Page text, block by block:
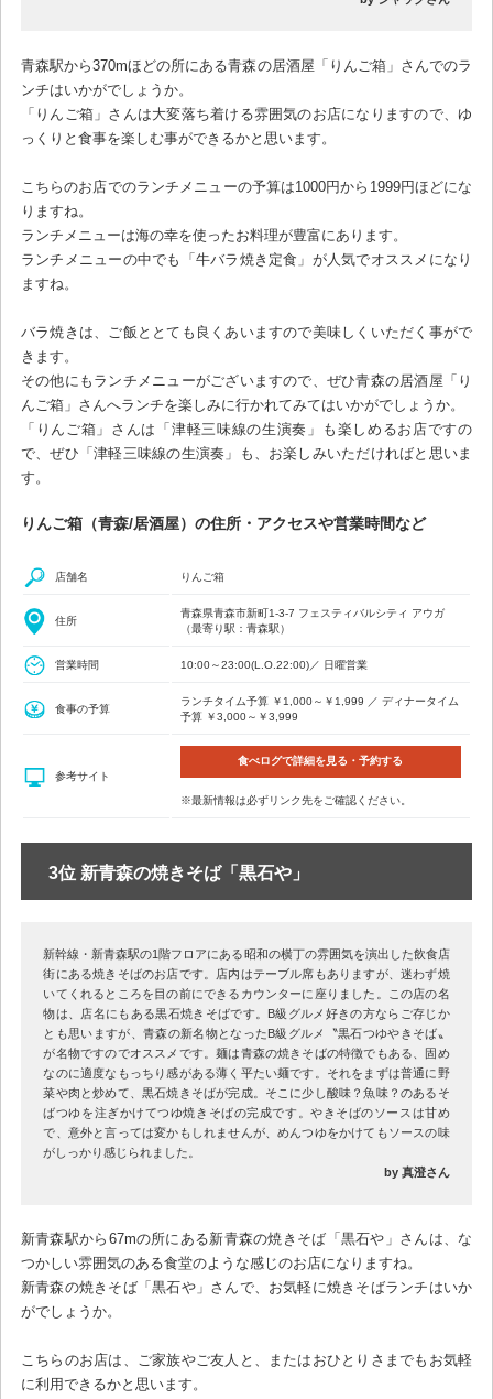
青森駅から370mほどの所にある青森の居酒屋「りんご箱」さんでのラ
ンチはいかがでしょうか。
「りんご箱」さんは大変落ち着ける雰囲気のお店になりますので、ゆ
っくりと食事を楽しむ事ができるかと思います。
こちらのお店でのランチメニューの予算は1000円から1999円ほどにな
りますね。
ランチメニューは海の幸を使ったお料理が豊富にあります。
ランチメニューの中でも「牛バラ焼き定食」が人気でオススメになり
ますね。
バラ焼きは、ご飯ととても良くあいますので美味しくいただく事がで
きます。
その他にもランチメニューがございますので、ぜひ青森の居酒屋「り
んご箱」さんへランチを楽しみに行かれてみてはいかがでしょうか。
「りんご箱」さんは「津軽三味線の生演奏」も楽しめるお店ですの
で、ぜひ「津軽三味線の生演奏」も、お楽しみいただければと思いま
す。
りんご箱（青森/居酒屋）の住所・アクセスや営業時間など
店舗名 りんご箱
住所
青森県青森市新町1-3-7 フェスティバルシティ アウガ
（最寄り駅：青森駅）
営業時間 10:00～23:00(L.O.22:00)／ 日曜営業
食事の予算
ランチタイム予算 ￥1,000～￥1,999 ／ ディナータイム
予算 ￥3,000～￥3,999
参考サイト
食べログで詳細を見る・予約する
※最新情報は必ずリンク先をご確認ください。
3位 新青森の焼きそば「黒石や」
新幹線・新青森駅の1階フロアにある昭和の横丁の雰囲気を演出した飲食店
街にある焼きそばのお店です。店内はテーブル席もありますが、迷わず焼
いてくれるところを目の前にできるカウンターに座りました。この店の名
物は、店名にもある黒石焼きそばです。B級グルメ好きの方ならご存じか
とも思いますが、青森の新名物となったB級グルメ〝黒石つゆやきそば〟
が名物ですのでオススメです。麺は青森の焼きそばの特徴でもある、固め
なのに適度なもっちり感がある薄く平たい麺です。それをまずは普通に野
菜や肉と炒めて、黒石焼きそばが完成。そこに少し酸味？魚味？のあるそ
ばつゆを注ぎかけてつゆ焼きそばの完成です。やきそばのソースは甘め
で、意外と言っては変かもしれませんが、めんつゆをかけてもソースの味
がしっかり感じられました。
by 真澄さん
新青森駅から67mの所にある新青森の焼きそば「黒石や」さんは、な
つかしい雰囲気のある食堂のような感じのお店になりますね。
新青森の焼きそば「黒石や」さんで、お気軽に焼きそばランチはいか
がでしょうか。
こちらのお店は、ご家族やご友人と、またはおひとりさまでもお気軽
に利用できるかと思います。